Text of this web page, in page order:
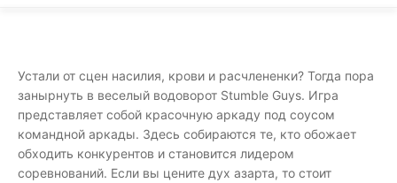
Устали от сцен насилия, крови и расчлененки? Тогда пора
занырнуть в веселый водоворот Stumble Guys. Игра
представляет собой красочную аркаду под соусом
командной аркады. Здесь собираются те, кто обожает
обходить конкурентов и становится лидером
соревнований. Если вы цените дух азарта, то стоит